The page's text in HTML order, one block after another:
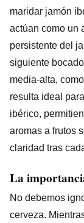
maridar jamón
actúan como un
persistente del
siguiente
media-alta,
resulta ideal
ibérico,
aromas a frutos
claridad tras
La
No debemos
cerveza.